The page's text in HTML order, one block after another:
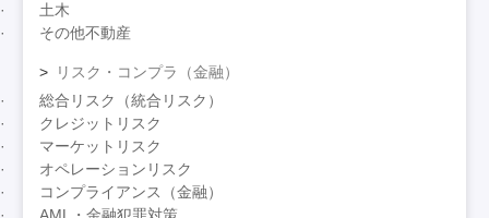
土木
その他不動産
リスク・コンプラ（金融）
総合リスク（統合リスク）
クレジットリスク
マーケットリスク
オペレーションリスク
コンプライアンス（金融）